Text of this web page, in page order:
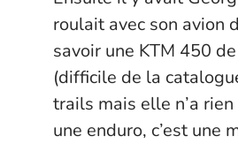
roulait avec son avion
savoir une KTM 450
(difficile de la
trails mais elle n’a
une enduro, c’est une